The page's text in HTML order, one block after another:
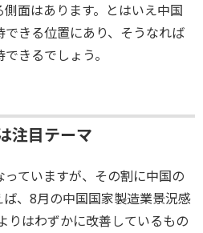
面はあります。とはいえ中国
きる位置にあり、そうなれば
きるでしょう。
注目テーマ
ていますが、その割に中国の
、8月の中国国家製造業景況感
りはわずかに改善しているもの